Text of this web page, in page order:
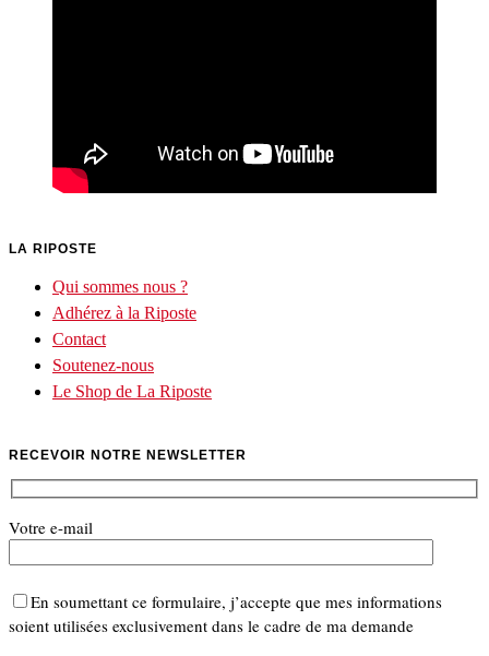
LA RIPOSTE
Qui sommes nous ?
Adhérez à la Riposte
Contact
Soutenez-nous
Le Shop de La Riposte
RECEVOIR NOTRE NEWSLETTER
Votre e-mail
En soumettant ce formulaire, j’accepte que mes informations
soient utilisées exclusivement dans le cadre de ma demande